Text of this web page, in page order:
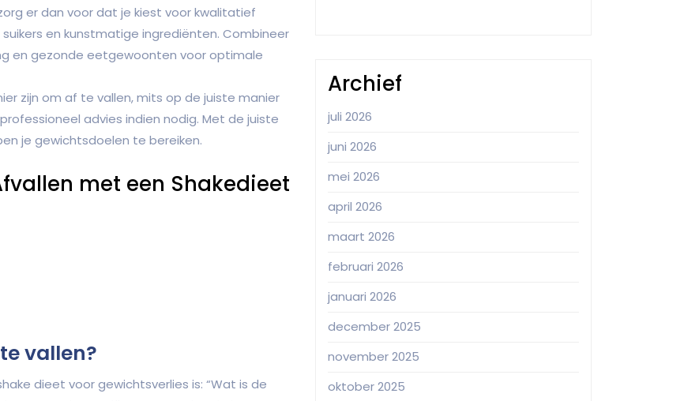
er dan voor dat je kiest voor kwalitatief
en kunstmatige ingrediënten. Combineer
en gezonde eetgewoonten voor optimale
zijn om af te vallen, mits op de juiste manier
advies indien nodig. Met de juiste
je gewichtsdoelen te bereiken.
met een Shakedieet
vallen?
dieet voor gewichtsverlies is: “Wat is de
Archief
juli 2026
juni 2026
mei 2026
april 2026
maart 2026
februari 2026
januari 2026
december 2025
november 2025
oktober 2025